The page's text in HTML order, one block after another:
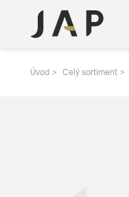
Úvod Celý sortiment